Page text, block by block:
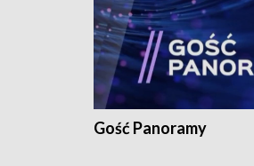
Gość Panoramy